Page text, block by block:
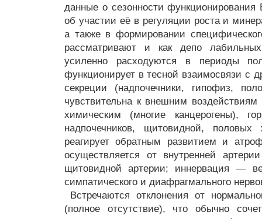
данные о сезонности
об участии её в регуляции роста и
а также в формировании
рассматривают и как депо лабильных
усиленно расходуются в периоды
функционирует в тесной взаимосвязи с
секреции (надпочечники, гипофиз,
чувствительна к внешним
химическим (многие канцерогены),
надпочечников, щитовидной,
реагирует обратным развитием и
осуществляется от внутренней
щитовидной артерии; иннервация —
симпатического и диафрагмального
Встречаются отклонения от
(полное отсутствие), что обычно